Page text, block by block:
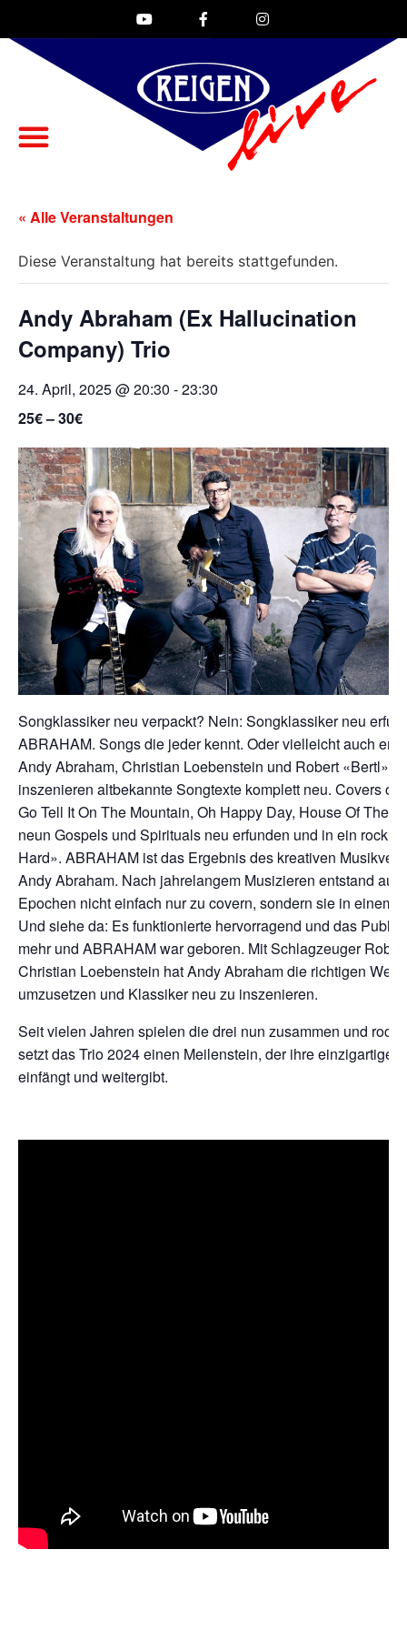
« Alle Veranstaltungen
Diese Veranstaltung hat bereits stattgefunden.
Andy Abraham (Ex Hallucination
Company) Trio
24. April, 2025 @ 20:30 -23:30
25€ – 30€
Songklassiker neu verpackt? Nein: Songklassiker neu
ABRAHAM. Songs die jeder kennt. Oder vielleicht auch
Andy Abraham, Christian Loebenstein und Robert «Bertl»
inszenieren altbekannte Songtexte komplett neu. Covers
Go Tell It On The Mountain, Oh Happy Day, House Of
neun Gospels und Spirituals neu erfunden und in ein
Hard». ABRAHAM ist das Ergebnis des kreativen
Andy Abraham. Nach jahrelangem Musizieren entstand
Epochen nicht einfach nur zu covern, sondern sie in einem
Und siehe da: Es funktionierte hervorragend und das
mehr und ABRAHAM war geboren. Mit Schlagzeuger
Christian Loebenstein hat Andy Abraham die richtigen
umzusetzen und Klassiker neu zu inszenieren.
Seit vielen Jahren spielen die drei nun zusammen und
setzt das Trio 2024 einen Meilenstein, der ihre einzigartige
einfängt und weitergibt.